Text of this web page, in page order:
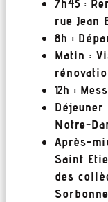
7h45 :
rue Jean
8h :
Matin :
12h :
Notre-
Après-
Saint
des
Sorbonne